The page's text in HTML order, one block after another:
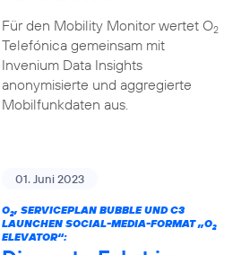
Für den Mobility Monitor wertet O2
Telefónica gemeinsam mit
Invenium Data Insights
anonymisierte und aggregierte
Mobilfunkdaten aus.
01. Juni 2023
O2, SERVICEPLAN BUBBLE UND C3
LAUNCHEN SOCIAL-MEDIA-FORMAT „O2
ELEVATOR“: